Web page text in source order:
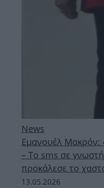
News
Εμανουέλ Μακρόν:
– Το sms σε
προκάλεσε το
13.05.2026